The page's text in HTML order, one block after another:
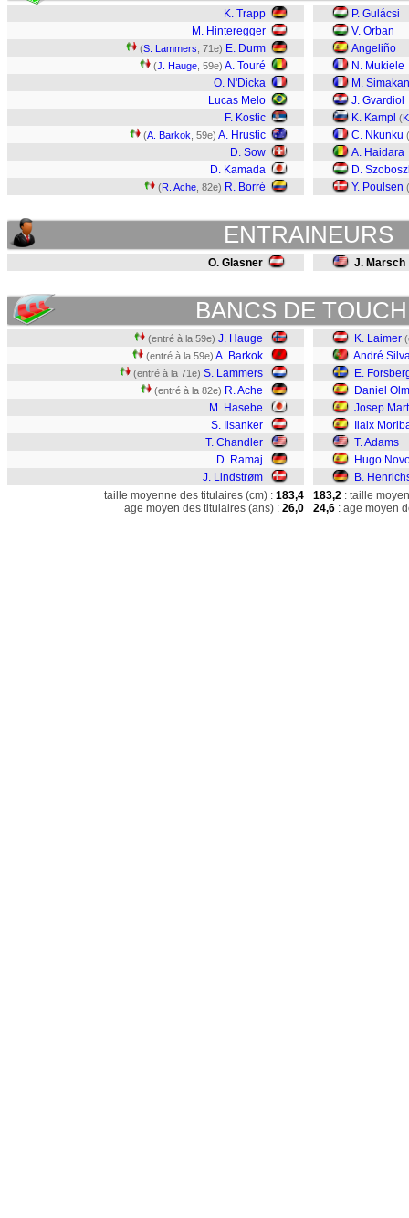
K. Trapp
M. Hinteregger
(S. Lammers , 71e) E. Durm
(J. Hauge , 59e) A. Touré
O. N'Dicka
Lucas Melo
F. Kostic
(A. Barkok , 59e) A. Hrustic
D. Sow
D. Kamada
(R. Ache , 82e) R. Borré
P. Gulácsi
V. Orban
Angeliño
N. Mukiele
M. Simakan
J. Gvardiol
K. Kampl (
C. Nkunku (
A. Haidara
D.
Y. Poulsen (
ENTRAINEURS
O. Glasner J. Marsch
BANCS DE
(entré à la 59e) J. Hauge
(entré à la 59e) A. Barkok
(entré à la 71e) S. Lammers
(entré à la 82e) R. Ache
M. Hasebe
S. Ilsanker
T. Chandler
D. Ramaj
J. Lindstrøm
K. Laimer
André
E.
Daniel
Josep
Ilaix
T. Adams
Hugo
B.
taille moyenne des titulaires (cm) : 183,4
age moyen des titulaires (ans) : 26,0
183,2 : taille
24,6 : age moyen